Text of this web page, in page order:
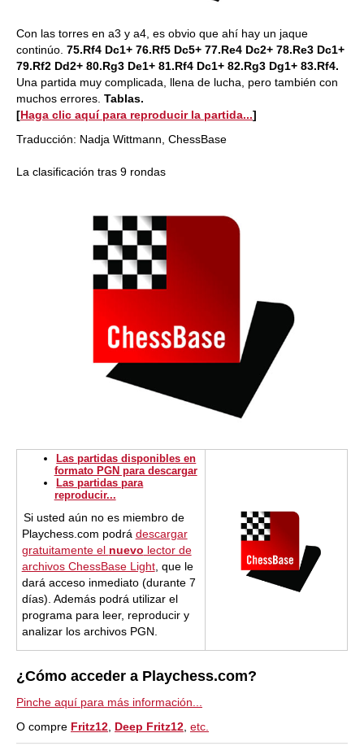
Con las torres en a3 y a4, es obvio que ahí hay un jaque
continúo. 75.Rf4 Dc1+ 76.Rf5 Dc5+ 77.Re4 Dc2+ 78.Re3 Dc1+
79.Rf2 Dd2+ 80.Rg3 De1+ 81.Rf4 Dc1+ 82.Rg3 Dg1+ 83.Rf4.
Una partida muy complicada, llena de lucha, pero también con
muchos errores. Tablas.
[Haga clic aquí para reproducir la partida...]
Traducción: Nadja Wittmann, ChessBase
La clasificación tras 9 rondas
Las partidas disponibles en
formato PGN para descargar
Las partidas para
reproducir...
Si usted aún no es miembro de
Playchess.com podrá descargar
gratuitamente el nuevo lector de
archivos ChessBase Light, que le
dará acceso inmediato (durante 7
días). Además podrá utilizar el
programa para leer, reproducir y
analizar los archivos PGN.
¿Cómo acceder a Playchess.com?
Pinche aquí para más información...
O compre Fritz12, Deep Fritz12, etc.